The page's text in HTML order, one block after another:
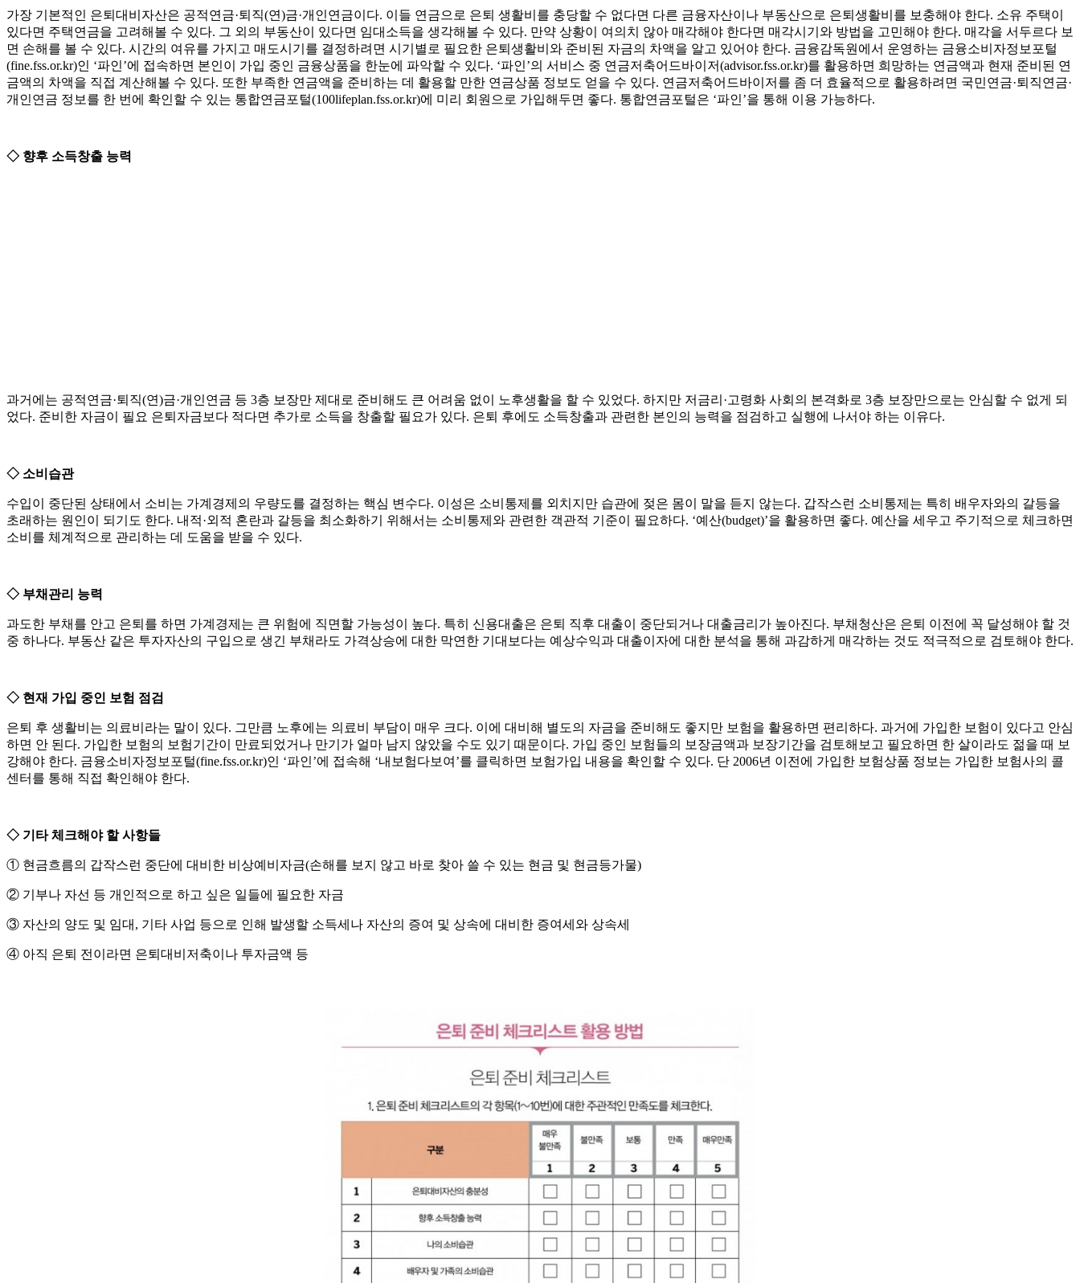
가장 기본적인 은퇴대비자산은 공적연금·퇴직(연)금·개인연금이다. 이들 연금으로 은퇴 생활비를 충당할 수 없다면 다른 금융자산이나 부동산으로 은퇴생활비를 보충해야 한다. 소유 주택이
있다면 주택연금을 고려해볼 수 있다. 그 외의 부동산이 있다면 임대소득을 생각해볼 수 있다. 만약 상황이 여의치 않아 매각해야 한다면 매각시기와 방법을 고민해야 한다. 매각을 서두르다 보
면 손해를 볼 수 있다. 시간의 여유를 가지고 매도시기를 결정하려면 시기별로 필요한 은퇴생활비와 준비된 자금의 차액을 알고 있어야 한다. 금융감독원에서 운영하는 금융소비자정보포털
(fine.fss.or.kr)인 ‘파인’에 접속하면 본인이 가입 중인 금융상품을 한눈에 파악할 수 있다. ‘파인’의 서비스 중 연금저축어드바이저(advisor.fss.or.kr)를 활용하면 희망하는 연금액과 현재 준비된 연
금액의 차액을 직접 계산해볼 수 있다. 또한 부족한 연금액을 준비하는 데 활용할 만한 연금상품 정보도 얻을 수 있다. 연금저축어드바이저를 좀 더 효율적으로 활용하려면 국민연금·퇴직연금·
개인연금 정보를 한 번에 확인할 수 있는 통합연금포털(100lifeplan.fss.or.kr)에 미리 회원으로 가입해두면 좋다. 통합연금포털은 ‘파인’을 통해 이용 가능하다.
◇ 향후 소득창출 능력
과거에는 공적연금·퇴직(연)금·개인연금 등 3층 보장만 제대로 준비해도 큰 어려움 없이 노후생활을 할 수 있었다. 하지만 저금리·고령화 사회의 본격화로 3층 보장만으로는 안심할 수 없게 되
었다. 준비한 자금이 필요 은퇴자금보다 적다면 추가로 소득을 창출할 필요가 있다. 은퇴 후에도 소득창출과 관련한 본인의 능력을 점검하고 실행에 나서야 하는 이유다.
◇ 소비습관
수입이 중단된 상태에서 소비는 가계경제의 우량도를 결정하는 핵심 변수다. 이성은 소비통제를 외치지만 습관에 젖은 몸이 말을 듣지 않는다. 갑작스런 소비통제는 특히 배우자와의 갈등을
초래하는 원인이 되기도 한다. 내적·외적 혼란과 갈등을 최소화하기 위해서는 소비통제와 관련한 객관적 기준이 필요하다. ‘예산(budget)’을 활용하면 좋다. 예산을 세우고 주기적으로 체크하면
소비를 체계적으로 관리하는 데 도움을 받을 수 있다.
◇ 부채관리 능력
과도한 부채를 안고 은퇴를 하면 가계경제는 큰 위험에 직면할 가능성이 높다. 특히 신용대출은 은퇴 직후 대출이 중단되거나 대출금리가 높아진다. 부채청산은 은퇴 이전에 꼭 달성해야 할 것
중 하나다. 부동산 같은 투자자산의 구입으로 생긴 부채라도 가격상승에 대한 막연한 기대보다는 예상수익과 대출이자에 대한 분석을 통해 과감하게 매각하는 것도 적극적으로 검토해야 한다.
◇ 현재 가입 중인 보험 점검
은퇴 후 생활비는 의료비라는 말이 있다. 그만큼 노후에는 의료비 부담이 매우 크다. 이에 대비해 별도의 자금을 준비해도 좋지만 보험을 활용하면 편리하다. 과거에 가입한 보험이 있다고 안심
하면 안 된다. 가입한 보험의 보험기간이 만료되었거나 만기가 얼마 남지 않았을 수도 있기 때문이다. 가입 중인 보험들의 보장금액과 보장기간을 검토해보고 필요하면 한 살이라도 젊을 때 보
강해야 한다. 금융소비자정보포털(fine.fss.or.kr)인 ‘파인’에 접속해 ‘내보험다보여’를 클릭하면 보험가입 내용을 확인할 수 있다. 단 2006년 이전에 가입한 보험상품 정보는 가입한 보험사의 콜
센터를 통해 직접 확인해야 한다.
◇ 기타 체크해야 할 사항들
① 현금흐름의 갑작스런 중단에 대비한 비상예비자금(손해를 보지 않고 바로 찾아 쓸 수 있는 현금 및 현금등가물)
② 기부나 자선 등 개인적으로 하고 싶은 일들에 필요한 자금
③ 자산의 양도 및 임대, 기타 사업 등으로 인해 발생할 소득세나 자산의 증여 및 상속에 대비한 증여세와 상속세
④ 아직 은퇴 전이라면 은퇴대비저축이나 투자금액 등